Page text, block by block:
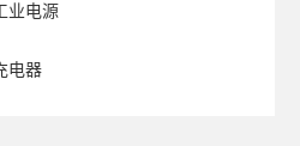
业电源
电器